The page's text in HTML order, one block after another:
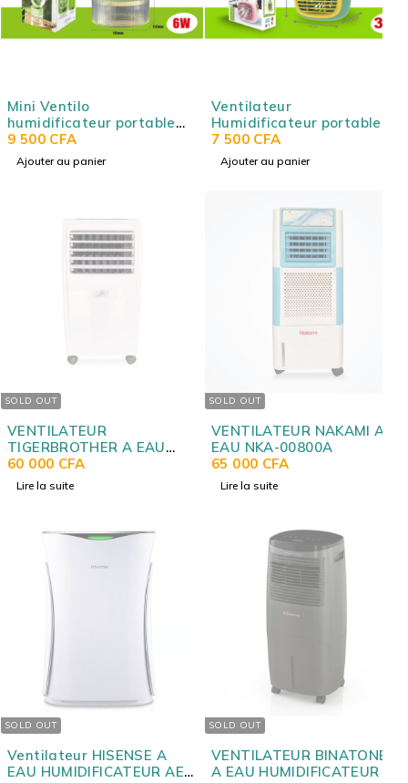
Mini Ventilo
humidificateur portable
avec lumière colorée 3600
mAh - 3 vitesses - Moteur
BLDC - 6W AIRFLUX AF-
9 500 CFA
Ajouter au panier
Ventilateur
Humidificateur portable -
Recharge USB-C - 4
vitesses - Réservoir d’eau
- 3W AIRFLUX VENTILO
7 500 CFA
Ajouter au panier
SOLD OUT
VENTILATEUR
TIGERBROTHER A EAU
ACOHC002
60 000 CFA
Lire la suite
SOLD OUT
VENTILATEUR NAKAMI A
EAU NKA-00800A
65 000 CFA
Lire la suite
SOLD OUT
Ventilateur HISENSE A
EAU HUMIDIFICATEUR AE-
SOLD OUT
VENTILATEUR BINATONE
A EAU HUMIDIFICATEUR 20